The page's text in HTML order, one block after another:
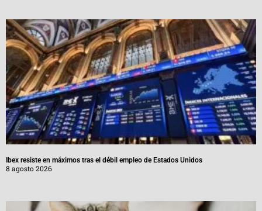
Ibex resiste en máximos tras el débil empleo de Estados Unidos
8 agosto 2026